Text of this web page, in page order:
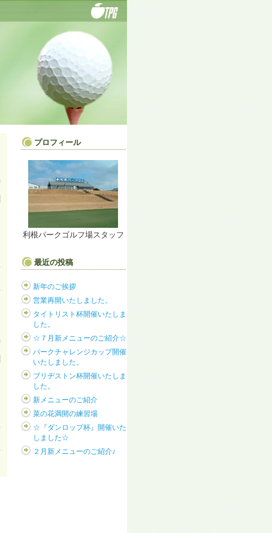
プロフィール
利根パークゴルフ場スタッフ
最近の投稿
新年のご挨拶
営業再開いたしました。
タイトリスト杯開催いたしま
した。
☆７月新メニューのご紹介☆
パークチャレンジカップ開催
いたしました。
ブリヂストン杯開催いたしま
した。
新メニューのご紹介
菜の花満開の練習場
☆『ダンロップ杯』開催いた
しました☆
２月新メニューのご紹介♪